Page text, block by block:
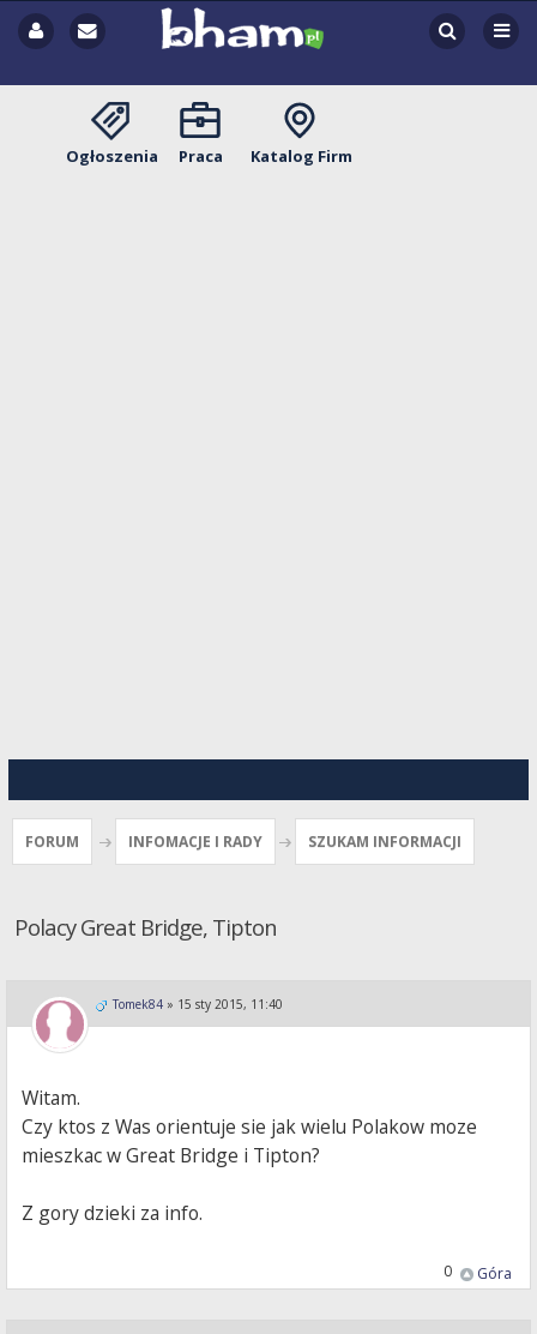
Ogłoszenia Praca Katalog Firm
FORUM INFOMACJE I RADY SZUKAM INFORMACJI
Polacy Great Bridge, Tipton
Tomek84 » 15 sty 2015, 11:40
Witam.
Czy ktos z Was orientuje sie jak wielu Polakow moze
mieszkac w Great Bridge i Tipton?
Z gory dzieki za info.
Góra
0